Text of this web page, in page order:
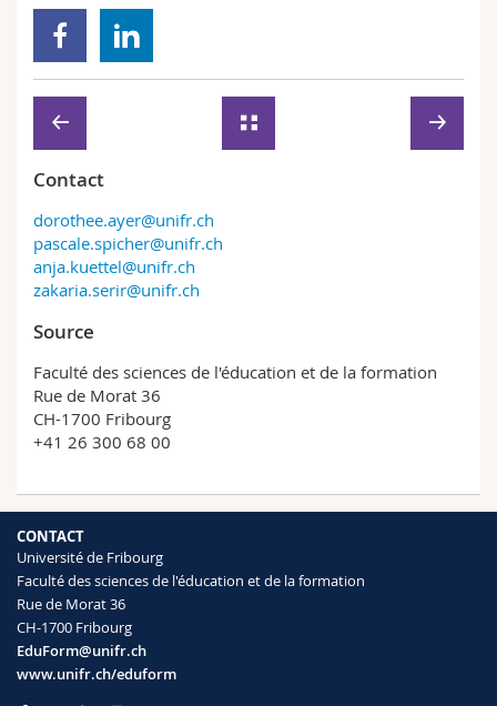
Contact
dorothee.ayer@unifr.ch
pascale.spicher@unifr.ch
anja.kuettel@unifr.ch
zakaria.serir@unifr.ch
Source
Faculté des sciences de l'éducation et de la formation
Rue de Morat 36
CH-1700 Fribourg
+41 26 300 68 00
CONTACT
Université de Fribourg
Faculté des sciences de l'éducation et de la formation
Rue de Morat 36
CH-1700 Fribourg
EduForm@unifr.ch
www.unifr.ch/eduform